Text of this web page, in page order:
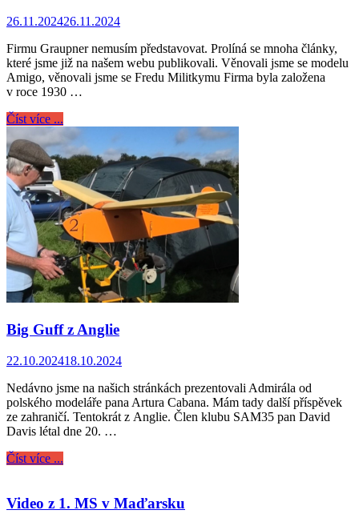
26.11.202426.11.2024
Firmu Graupner nemusím představovat. Prolíná se mnoha články,
které jsme již na našem webu publikovali. Věnovali jsme se modelu
Amigo, věnovali jsme se Fredu Militkymu Firma byla založena
v roce 1930 …
Číst více ...
Big Guff z Anglie
22.10.202418.10.2024
Nedávno jsme na našich stránkách prezentovali Admirála od
polského modeláře pana Artura Cabana. Mám tady další příspěvek
ze zahraničí. Tentokrát z Anglie. Člen klubu SAM35 pan David
Davis létal dne 20. …
Číst více ...
Video z 1. MS v Maďarsku